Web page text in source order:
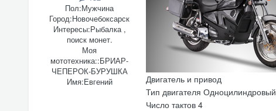
Пол:Мужчина
Город:Новочебоксарск
Интересы:Рыбалка ,
поиск монет.
Моя
мототехника::БРИАР-
ЧЕПЕРОК-БУРУШКА
Имя:Евгений
Двигатель и привод
Тип двигателя Одноцилиндровый
Число тактов 4